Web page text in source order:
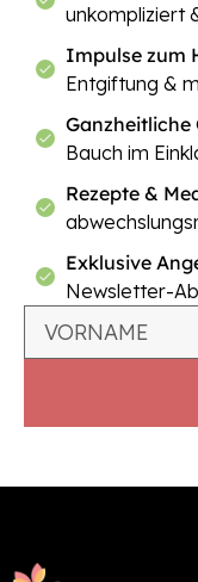
unkompliziert
Impulse zum
Entgiftung &
Ganzheitliche
Bauch im
Rezepte &
Exklusive
Newsletter-